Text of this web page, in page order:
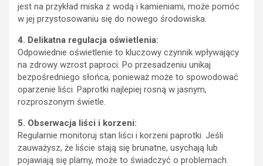
jest na przykład miska z wodą i kamieniami, może pomóc
w jej przystosowaniu się do nowego środowiska.
4. Delikatna regulacja oświetlenia:
Odpowiednie oświetlenie to kluczowy czynnik wpływający
na zdrowy wzrost paproci. Po przesadzeniu unikaj
bezpośredniego słońca, ponieważ może to spowodować
oparzenie liści. Paprotki najlepiej rosną w jasnym,
rozproszonym świetle.
5. Obserwacja liści i korzeni:
Regularnie monitoruj stan liści i korzeni paprotki. Jeśli
zauważysz, że liście stają się brunatne, usychają lub
pojawiają się plamy, może to świadczyć o problemach.